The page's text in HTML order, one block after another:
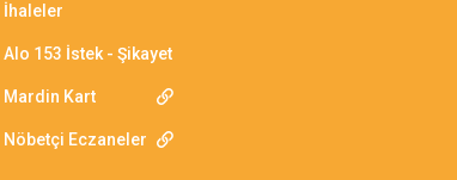
İhaleler
Alo 153 İstek - Şikayet
Mardin Kart
Nöbetçi Eczaneler